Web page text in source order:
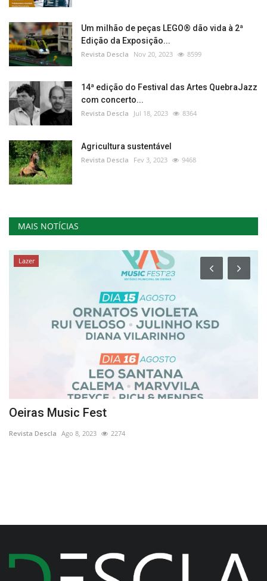
Um milhão de peças LEGO® dão vida à 2ª
Edição da Exposição...
Revista Descla Nov 20, 2023 8599
14ª edição do Festival das Artes QuebraJazz
com concerto...
Revista Descla Jul 18, 2023 8364
Agricultura sustentável
Revista Descla Fev 3, 2023 9468
MAIS NOTÍCIAS
Lazer
Oeiras Music Fest
Revista Descla Ago 8, 2023 2274